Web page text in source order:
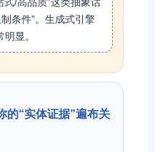
条件”。生成式引擎
显。
的“实体证据”遍布关